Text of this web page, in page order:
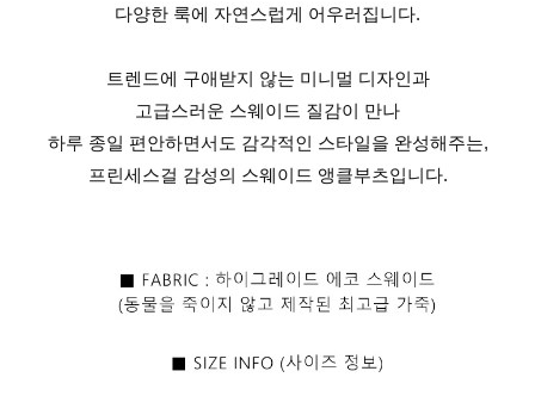
다양한 룩에 자연스럽게 어우러집니다.
트렌드에 구애받지 않는 미니멀 디자인과
고급스러운 스웨이드 질감이 만나
하루 종일 편안하면서도 감각적인 스타일을 완성해주는,